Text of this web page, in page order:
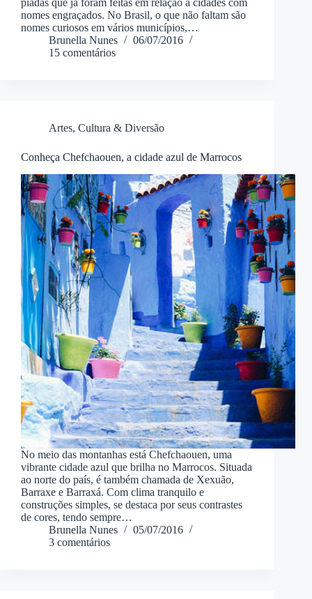
piadas que já foram feitas em relação a cidades com
nomes engraçados. No Brasil, o que não faltam são
nomes curiosos em vários municípios,…
Brunella Nunes
06/07/2016
15 comentários
Artes, Cultura & Diversão
Conheça Chefchaouen, a cidade azul de Marrocos
No meio das montanhas está Chefchaouen, uma
vibrante cidade azul que brilha no Marrocos. Situada
ao norte do país, é também chamada de Xexuão,
Barraxe e Barraxá. Com clima tranquilo e
construções simples, se destaca por seus contrastes
de cores, tendo sempre…
Brunella Nunes
05/07/2016
3 comentários